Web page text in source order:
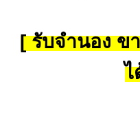
[ รับจำนอง ข
ไ